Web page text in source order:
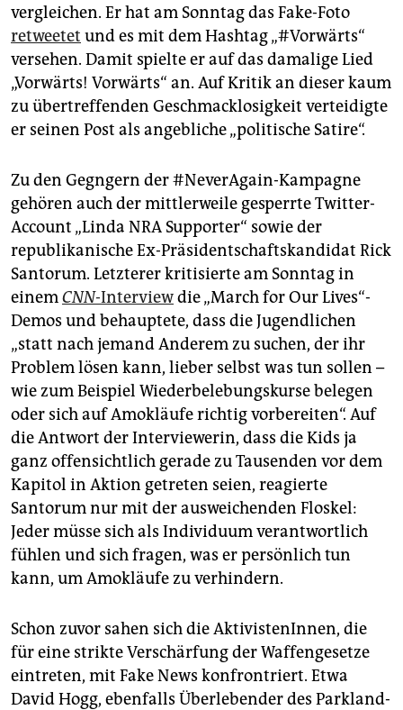
vergleichen. Er hat am Sonntag das Fake-Foto
retweetet und es mit dem Hashtag „#Vorwärts“
versehen. Damit spielte er auf das damalige Lied
„Vorwärts! Vorwärts“ an. Auf Kritik an dieser kaum
zu übertreffenden Geschmacklosigkeit verteidigte
er seinen Post als angebliche „politische Satire“.
Zu den Gegngern der #NeverAgain-Kampagne
gehören auch der mittlerweile gesperrte Twitter-
Account „Linda NRA Supporter“ sowie der
republikanische Ex-Präsidentschaftskandidat Rick
Santorum. Letzterer kritisierte am Sonntag in
einemCNN-Interviewdie „March for Our Lives“-
Demos und behauptete, dass die Jugendlichen
„statt nach jemand Anderem zu suchen, der ihr
Problem lösen kann, lieber selbst was tun sollen –
wie zum Beispiel Wiederbelebungskurse belegen
oder sich auf Amokläufe richtig vorbereiten“. Auf
die Antwort der Interviewerin, dass die Kids ja
ganz offensichtlich gerade zu Tausenden vor dem
Kapitol in Aktion getreten seien, reagierte
Santorum nur mit der ausweichenden Floskel:
Jeder müsse sich als Individuum verantwortlich
fühlen und sich fragen, was er persönlich tun
kann, um Amokläufe zu verhindern.
Schon zuvor sahen sich die AktivistenInnen, die
für eine strikte Verschärfung der Waffengesetze
eintreten, mit Fake News konfrontriert. Etwa
David Hogg, ebenfalls Überlebender des Parkland-